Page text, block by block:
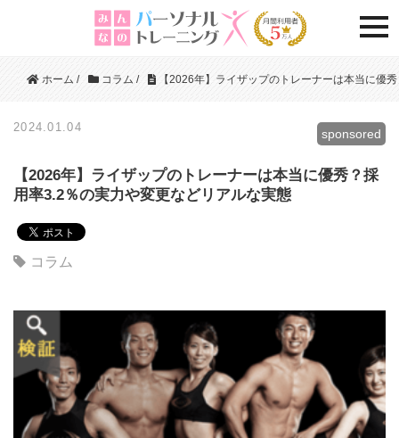
ホーム / コラム / 【2026年】ライザップのトレーナーは本当に優
sponsored
2024.01.04
【2026年】ライザップのトレーナーは本当に優秀？採
用率3.2％の実力や変更などリアルな実態
コラム